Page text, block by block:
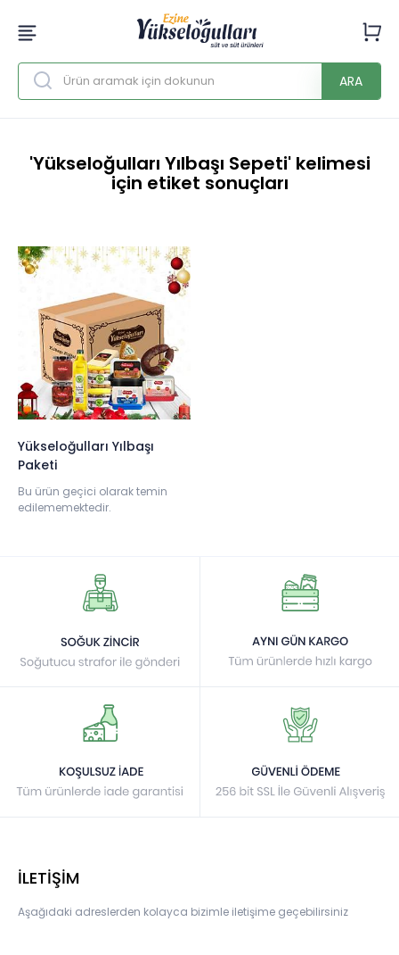
ARA
'Yükseloğulları Yılbaşı Sepeti' kelimesi
için etiket sonuçları
Yükseloğulları Yılbaşı
Paketi
Bu ürün geçici olarak temin
edilememektedir.
İLETİŞİM
Aşağıdaki adreslerden kolayca bizimle iletişime geçebilirsiniz